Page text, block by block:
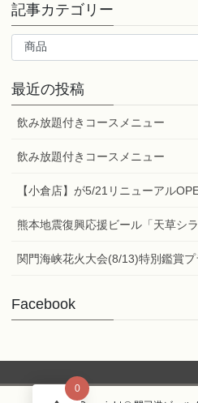
記事カテゴリー
事
テ
ゴ
リ
最近の投稿
飲み放題付きコースメニュー
飲み放題付きコースメニュー
【小倉店】が5/21リニューアル
熊本地震復興応援ビール「天草シ
関門海峡花火大会(8/13)特別鑑賞プ
Facebook
0